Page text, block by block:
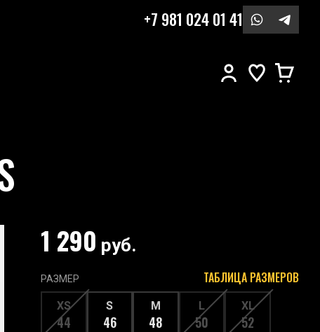
+7 981 024 01 41
1 290 руб.
РАЗМЕР ТАБЛИЦА РАЗМЕРОВ
XS
44
S
46
M
48
L
50
XL
52